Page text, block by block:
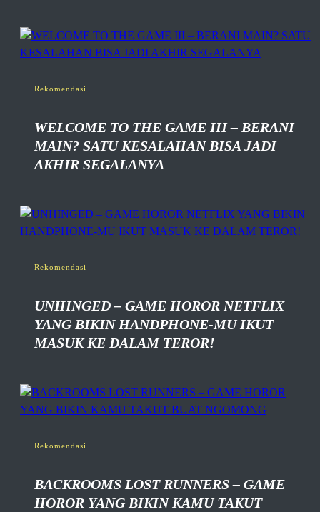
Rekomendasi
WELCOME TO THE GAME III – BERANI
MAIN? SATU KESALAHAN BISA JADI
AKHIR SEGALANYA
Rekomendasi
UNHINGED – GAME HOROR NETFLIX
YANG BIKIN HANDPHONE-MU IKUT
MASUK KE DALAM TEROR!
Rekomendasi
BACKROOMS LOST RUNNERS – GAME
HOROR YANG BIKIN KAMU TAKUT